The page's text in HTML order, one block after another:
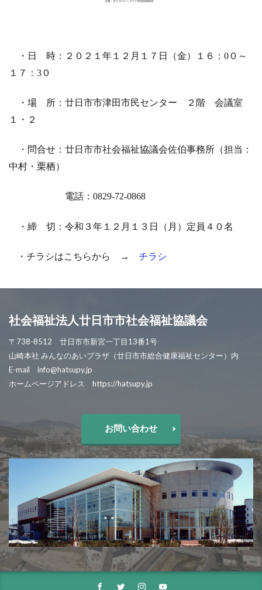
・日 時：２０２１年１２月１７日（金）１６：0０～
１７：3０
・場 所：廿日市市津田市民センター ２階 会議室
１・２
・問合せ：廿日市市社会福祉協議会佐伯事務所（担当：
中村・栗栖）
電話：0829-72-0868
・締 切：令和３年１２月１３日（月）定員４０名
・チラシはこちらから → チラシ
社会福祉法人廿日市市社会福祉協議会
〒738-8512 廿日市市新宮一丁目13番1号
山崎本社 みんなのあいプラザ（廿日市市総合健康福祉センター）内
E-mail info@hatsupy.jp
ホームページアドレス https://hatsupy.jp
お問い合わせ